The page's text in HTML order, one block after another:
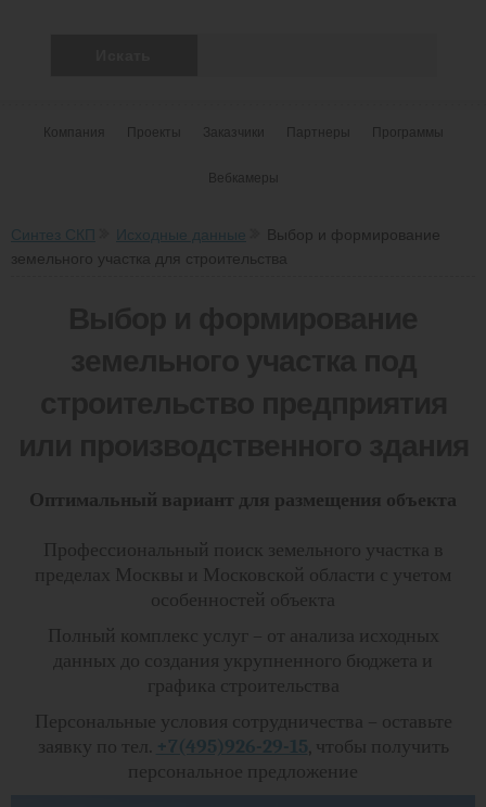
Компания Проекты Заказчики Партнеры Программы
Вебкамеры
Синтез СКП Исходные данные
Выбор и формирование
земельного участка для строительства
Оптимальный вариант для размещения объекта
Профессиональный поиск земельного участка в
пределах Москвы и Московской области с учетом
особенностей объекта
Полный комплекс услуг – от анализа исходных
данных до создания укрупненного бюджета и
графика строительства
Персональные условия сотрудничества – оставьте
заявку по тел. +7(495)926-29-15 , чтобы получить
персональное предложение